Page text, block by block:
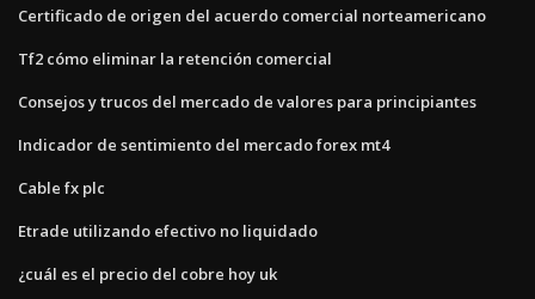
Certificado de origen del acuerdo comercial norteamericano
Tf2 cómo eliminar la retención comercial
Consejos y trucos del mercado de valores para principiantes
Indicador de sentimiento del mercado forex mt4
Cable fx plc
Etrade utilizando efectivo no liquidado
¿cuál es el precio del cobre hoy uk